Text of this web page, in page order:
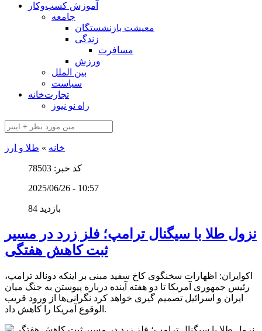
آموزش کسب‌وکار
جامعه
معیشت بازنشستگان
زندگی
مسافرت
ورزش
بین الملل
سیاست
تجارت‌خانه
راه نو نیوز
خانه » طلا و ارز
کد خبر: 78503
2025/06/26 - 10:57
84 بازدید
نزول طلا با سیگنال ترامپ؛ فلز زرد در مسیر
ثبت کاهش هفتگی
اکوایران: اظهارات سخنگوی کاخ سفید مبنی بر اینکه دونالد ترامپ،
رئیس جمهوری آمریکا تا دو هفته آینده درباره پیوستن به جنگ میان
ایران و اسرائیل تصمیم گیری خواهد کرد نگرانی‌ها از ورود قریب
الوقوع آمریکا را کاهش داد.